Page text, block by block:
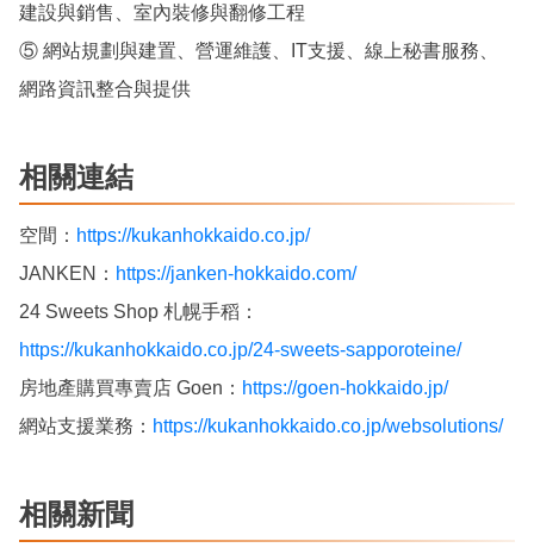
建設與銷售、室內裝修與翻修工程
⑤ 網站規劃與建置、營運維護、IT支援、線上秘書服務、
網路資訊整合與提供
相關連結
空間： https://kukanhokkaido.co.jp/
JANKEN： https://janken-hokkaido.com/
24 Sweets Shop 札幌手稻：
https://kukanhokkaido.co.jp/24-sweets-sapporoteine/
房地產購買專賣店 Goen： https://goen-hokkaido.jp/
網站支援業務： https://kukanhokkaido.co.jp/websolutions/
相關新聞